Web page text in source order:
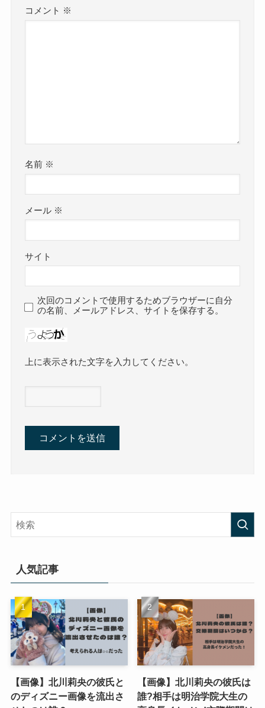
コメント ※
名前 ※
メール ※
サイト
次回のコメントで使用するためブラウザーに自分
の名前、メールアドレス、サイトを保存する。
上に表示された文字を入力してください。
人気記事
【画像】北川莉央の彼氏と
のディズニー画像を流出さ
【画像】北川莉央の彼氏は
誰?相手は明治学院大生の